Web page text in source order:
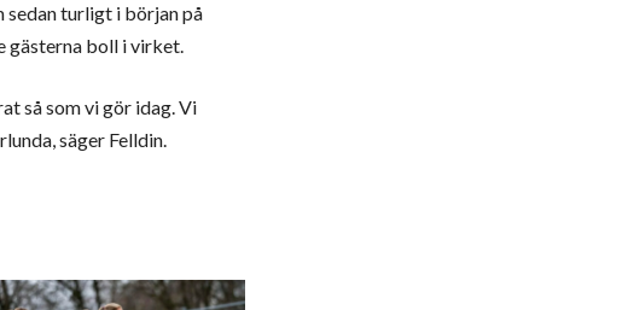
sedan turligt i början på
gästerna boll i virket.
så som vi gör idag. Vi
säger Felldin.